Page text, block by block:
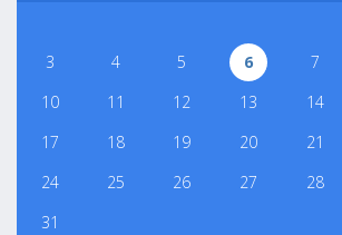
3
4 5 6 7
10
11 12 13 14
17
18 19 20 21
24
25 26 27 28
31